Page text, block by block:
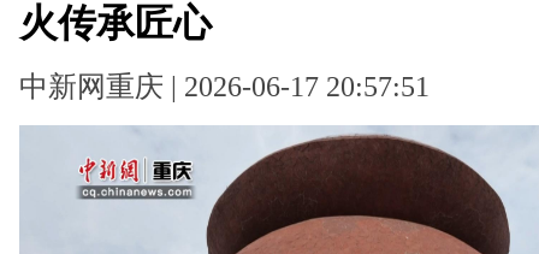
火传承匠心
中新网重庆 | 2026-06-17 20:57:51